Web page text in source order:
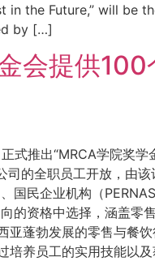
in the Future,” will
by […]
会提供
式推出“MRCA学院
的全职员工开放，由
国民企业机构（
的资格中选择，涵盖
蓬勃发展的零售与餐
养员工的实用技能以